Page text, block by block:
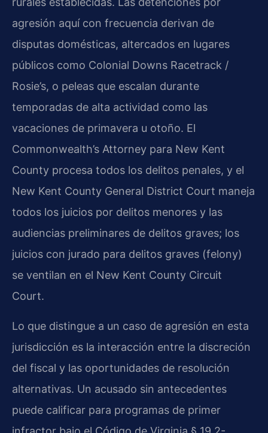
agresión aquí con frecuencia derivan de
disputas domésticas, altercados en lugares
públicos como Colonial Downs Racetrack /
Rosie’s, o peleas que escalan durante
temporadas de alta actividad como las
vacaciones de primavera u otoño. El
Commonwealth’s Attorney para New Kent
County procesa todos los delitos penales, y el
New Kent County General District Court maneja
todos los juicios por delitos menores y las
audiencias preliminares de delitos graves; los
juicios con jurado para delitos graves (felony)
se ventilan en el New Kent County Circuit
Court.
Lo que distingue a un caso de agresión en esta
jurisdicción es la interacción entre la discreción
del fiscal y las oportunidades de resolución
alternativas. Un acusado sin antecedentes
puede calificar para programas de primer